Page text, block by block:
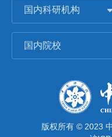
国内科研机构
国内院校
版权所有 © 2023